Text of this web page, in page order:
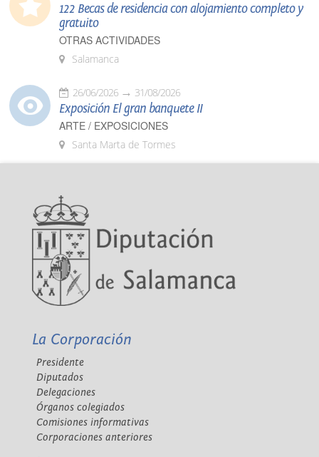
122 Becas de residencia con alojamiento completo y
gratuito
OTRAS ACTIVIDADES
Salamanca
26/06/2026 31/08/2026
Exposición El gran banquete II
ARTE / EXPOSICIONES
Santa Marta de Tormes
La Corporación
Presidente
Diputados
Delegaciones
Órganos colegiados
Comisiones informativas
Corporaciones anteriores